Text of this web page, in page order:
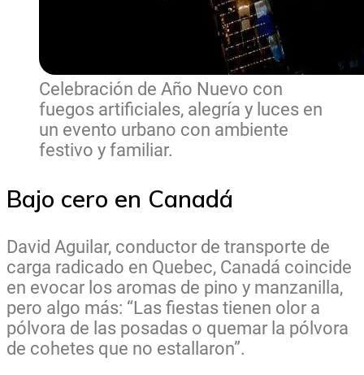
Celebración de Año Nuevo con
fuegos artificiales, alegría y luces en
un evento urbano con ambiente
festivo y familiar.
Bajo cero en Canadá
David Aguilar, conductor de transporte de
carga radicado en Quebec, Canadá coincide
en evocar los aromas de pino y manzanilla,
pero algo más: “Las fiestas tienen olor a
pólvora de las posadas o quemar la pólvora
de cohetes que no estallaron”.